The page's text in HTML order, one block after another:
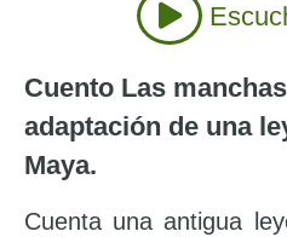
Cuento Las
adaptación de una
Maya.
Cuenta una antigua